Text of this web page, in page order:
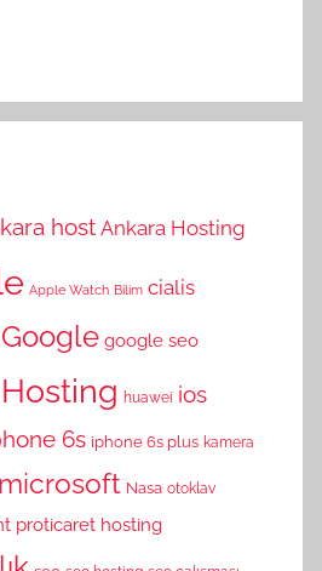
host Ankara Hosting
Apple Watch Bilim cialis
Google google seo
Hosting huawei ios
6s iphone 6s plus kamera
microsoft Nasa otoklav
proticaret hosting